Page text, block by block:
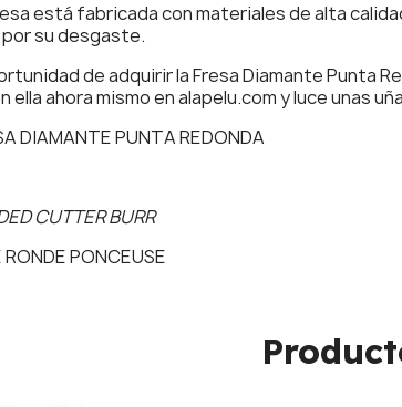
está fabricada con materiales de alta
su desgaste.
de adquirir la Fresa Diamante Punta
ella ahora mismo en alapelu.com y luce unas
DIAMANTE PUNTA REDONDA
CUTTER BURR
RONDE PONCEUSE